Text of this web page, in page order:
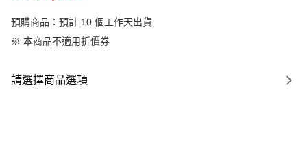
預購商品：預計 10 個工作天出貨
※ 本商品不適用折價券
請選擇商品選項